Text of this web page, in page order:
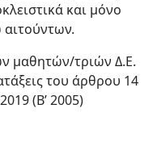
και μόνο
μαθητών/τριών Δ.Ε.
του άρθρου 14
(Β’ 2005)